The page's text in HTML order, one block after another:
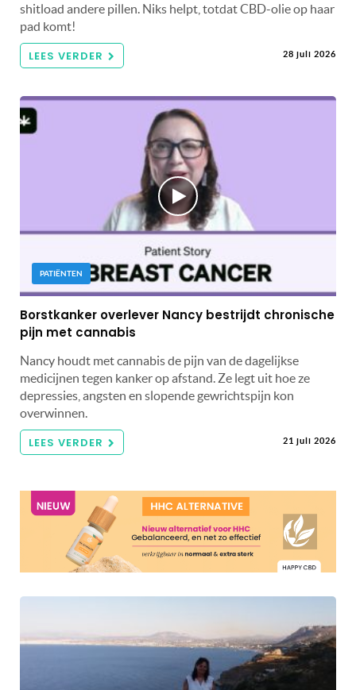
shitload andere pillen. Niks helpt, totdat CBD-olie op haar
pad komt!
LEES VERDER 28 juli 2026
PATIËNTEN
Borstkanker overlever Nancy bestrijdt chronische
pijn met cannabis
Nancy houdt met cannabis de pijn van de dagelijkse
medicijnen tegen kanker op afstand. Ze legt uit hoe ze
depressies, angsten en slopende gewrichtspijn kon
overwinnen.
LEES VERDER 21 juli 2026